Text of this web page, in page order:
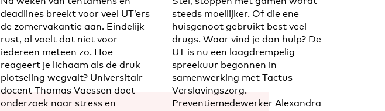
deadlines breekt voor veel UT’ers
de zomervakantie aan. Eindelijk
rust, al voelt dat niet voor
iedereen meteen zo. Hoe
reageert je lichaam als de druk
plotseling wegvalt? Universitair
docent Thomas Vaessen doet
onderzoek naar stress en
steeds moeilijker. Of die ene
huisgenoot gebruikt best veel
drugs. Waar vind je dan hulp? De
UT is nu een laagdrempelig
spreekuur begonnen in
samenwerking met Tactus
Verslavingszorg.
Preventiemedewerker Alexandra